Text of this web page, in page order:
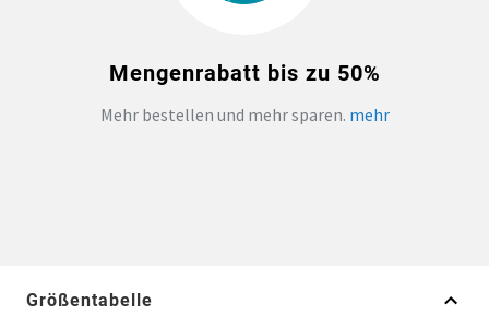
Mengenrabatt bis zu 50%
Mehr bestellen und mehr sparen. mehr
Größentabelle